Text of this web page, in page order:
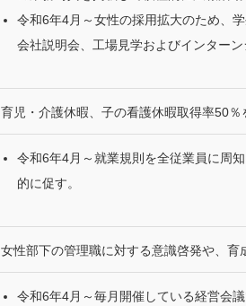
令和6年4月～女性の採用拡大のため、
会社説明会、工場見学およびインターン
育児・介護休暇、子の看護休暇取得率50％
令和6年4月～就業規則を全従業員に周
的に促す。
女性部下の管理職に対する意識啓発や、育
令和6年4月～毎月開催している経営会